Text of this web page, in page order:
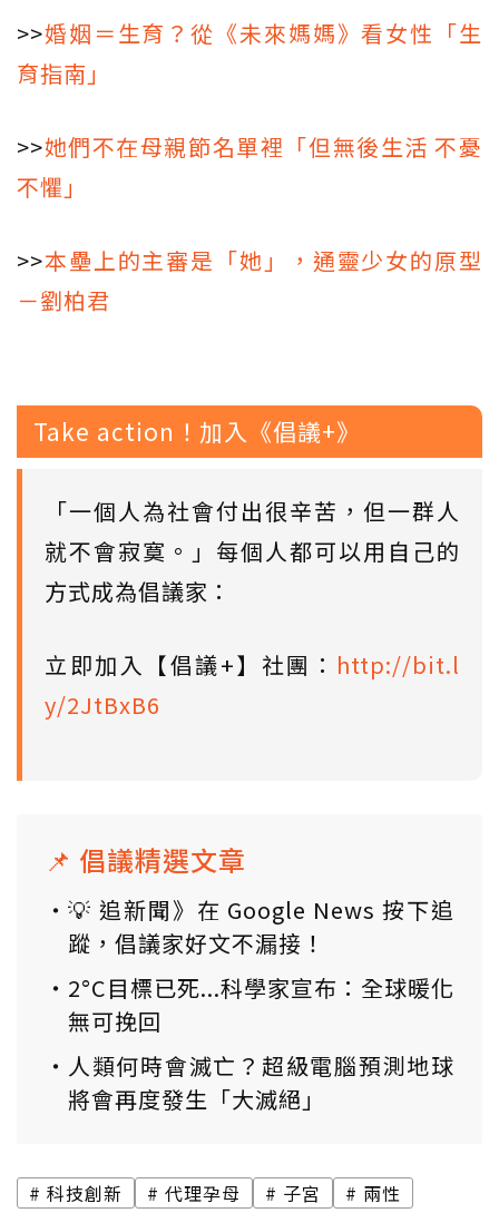
>>婚姻＝生育？從《未來媽媽》看女性「生
育指南」
>>她們不在母親節名單裡「但無後生活 不憂
不懼」
>>本壘上的主審是「她」，通靈少女的原型
－劉柏君
Take action！加入《倡議+》
「一個人為社會付出很辛苦，但一群人
就不會寂寞。」每個人都可以用自己的
方式成為倡議家：
立即加入【倡議+】社團： http://bit.l
y/2JtBxB6
📌 倡議精選文章
💡 追新聞》在 Google News 按下追
蹤，倡議家好文不漏接！
2°C目標已死...科學家宣布：全球暖化
無可挽回
人類何時會滅亡？超級電腦預測地球
將會再度發生「大滅絕」
科技創新 代理孕母 子宮 兩性